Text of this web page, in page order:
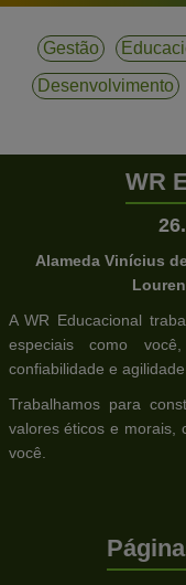
Gestão
Desenvolvimento
WR
Alameda Vinícius
A WR Educacional
especiais como
confiabilidade e
Trabalhamos para
valores éticos e morais,
você.